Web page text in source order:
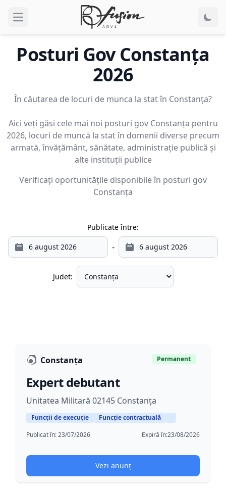
Open main menu
Posturi GovConstanţa
2026
În căutarea de locuri de munca la stat în Constanţa?
Aici veți găsi cele mai noi posturi gov Constanţa pentru
2026, locuri de muncă la stat în domenii diverse precum
armată, învățământ, sănătate, administrație publică și
alte instituții publice
Verificați oportunitățile disponibile în posturi gov
Constanţa
Publicate între:
-
Judet:
Constanța Permanent
Expert debutant
Unitatea Militară 02145 Constanța
Funcții de execuție
Funcție contractuală
Publicat în:23/07/2026 Expiră în:23/08/2026
Vezi anunț